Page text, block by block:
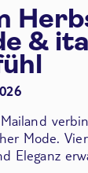
&
Mode.
Eleganz